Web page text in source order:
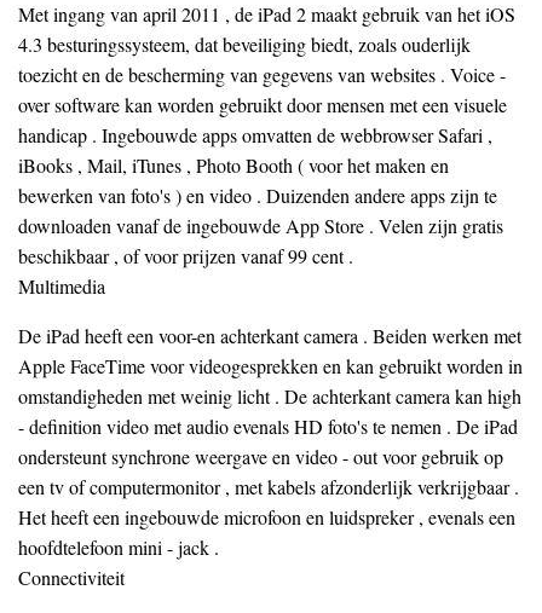
Met ingang van april 2011 , de iPad 2 maakt gebruik van het iOS
4.3 besturingssysteem, dat beveiliging biedt, zoals ouderlijk
toezicht en de bescherming van gegevens van websites . Voice -
over software kan worden gebruikt door mensen met een visuele
handicap . Ingebouwde apps omvatten de webbrowser Safari ,
iBooks , Mail, iTunes , Photo Booth ( voor het maken en
bewerken van foto's ) en video . Duizenden andere apps zijn te
downloaden vanaf de ingebouwde App Store . Velen zijn gratis
beschikbaar , of voor prijzen vanaf 99 cent .
Multimedia
De iPad heeft een voor-en achterkant camera . Beiden werken met
Apple FaceTime voor videogesprekken en kan gebruikt worden in
omstandigheden met weinig licht . De achterkant camera kan high
- definition video met audio evenals HD foto's te nemen . De iPad
ondersteunt synchrone weergave en video - out voor gebruik op
een tv of computermonitor , met kabels afzonderlijk verkrijgbaar .
Het heeft een ingebouwde microfoon en luidspreker , evenals een
hoofdtelefoon mini - jack .
Connectiviteit